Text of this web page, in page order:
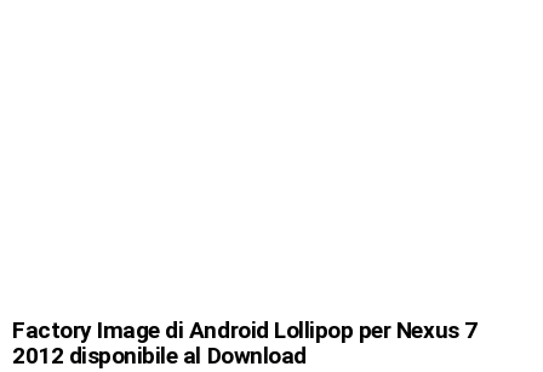
Factory Image di Android Lollipop per Nexus 7
2012 disponibile al Download